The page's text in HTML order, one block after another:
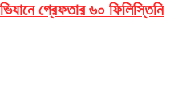
গ্রেফতার ৬০ ফিলিস্তিনি